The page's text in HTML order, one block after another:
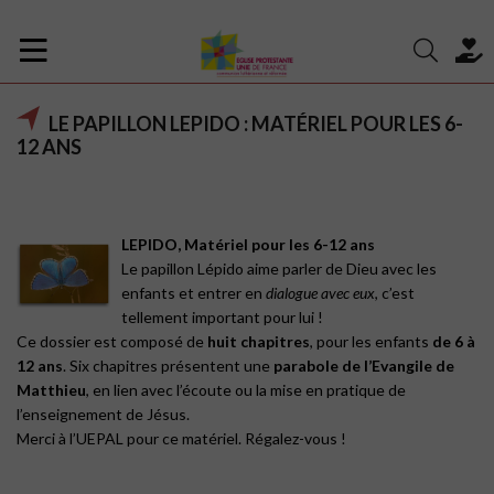
LE PAPILLON LEPIDO : MATÉRIEL POUR LES 6-
12 ANS
LEPIDO, Matériel pour les 6-12 ans
Le papillon Lépido aime parler de Dieu avec les
enfants et entrer en dialogue avec eux, c’est
tellement important pour lui !
Ce dossier est composé de huit chapitres, pour les enfants de 6 à
12 ans. Six chapitres présentent une parabole de l’Evangile de
Matthieu, en lien avec l’écoute ou la mise en pratique de
l’enseignement de Jésus.
Merci à l’UEPAL pour ce matériel. Régalez-vous !